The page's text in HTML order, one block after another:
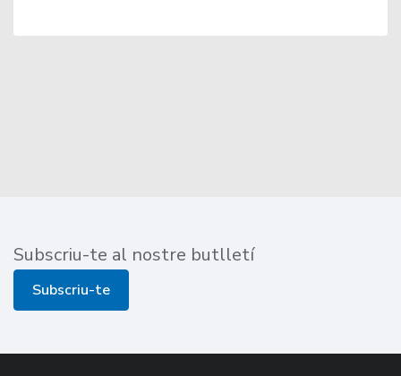
Subscriu-te al nostre butlletí
Subscriu-te